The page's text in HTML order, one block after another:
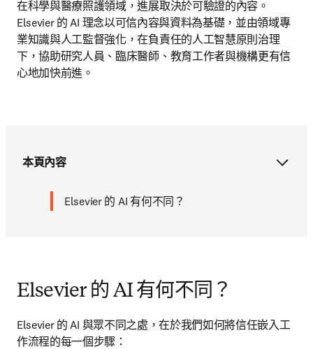
在科學與醫療照護領域，進展取決於可驗證的內容。
Elsevier 的 AI 理念以可信內容與資料為基礎，並由領域專
業知識與人工監督強化，在負責任的人工智慧原則治理
下，協助研究人員、臨床醫師、教育工作者與機構更有信
心地加快前進。
本頁內容
Elsevier 的 AI 有何不同？
Elsevier 的 AI 有何不同？
Elsevier 的 AI 與眾不同之處，在於我們如何將信任嵌入工
作流程的每一個步驟：